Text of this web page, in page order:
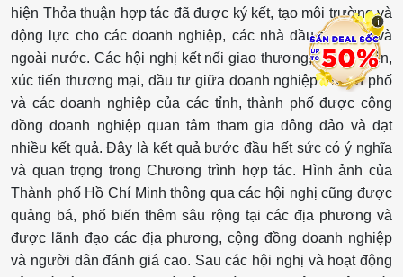
hiện Thỏa thuận hợp tác đã được ký kết, tạo môi trường và
động lực cho các doanh nghiệp, các nhà đầu tư trong và
ngoài nước. Các hội nghị kết nối giao thương, huấn luyện,
xúc tiến thương mại, đầu tư giữa doanh nghiệp Thành phố
và các doanh nghiệp của các tỉnh, thành phố được cộng
đồng doanh nghiệp quan tâm tham gia đông đảo và đạt
nhiều kết quả. Đây là kết quả bước đầu hết sức có ý nghĩa
và quan trọng trong Chương trình hợp tác. Hình ảnh của
Thành phố Hồ Chí Minh thông qua các hội nghị cũng được
quảng bá, phổ biến thêm sâu rộng tại các địa phương và
được lãnh đạo các địa phương, cộng đồng doanh nghiệp
và người dân đánh giá cao. Sau các hội nghị và hoạt động
i